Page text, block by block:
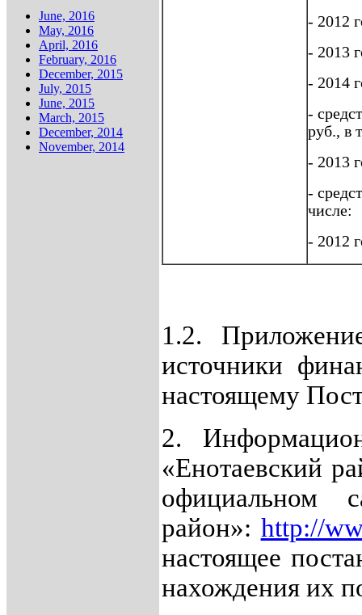
June, 2016
May, 2016
April, 2016
February, 2016
December, 2015
July, 2015
June, 2015
March, 2015
December, 2014
November, 2014
- 2012
- 2013
- 2014
-
руб., в
- 2013
-
числе:
- 2012
1.2.
источники
настоящему
2.
«Енотаевский
официальном
район»: http://
настоящее
нахождения их